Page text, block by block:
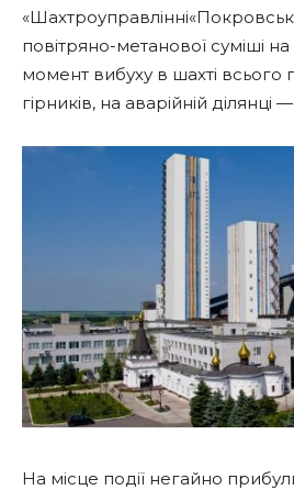
повітряно-метанової суміші
момент вибуху в шахті всього
гірників, на аварійній ділянці
На місце події негайно